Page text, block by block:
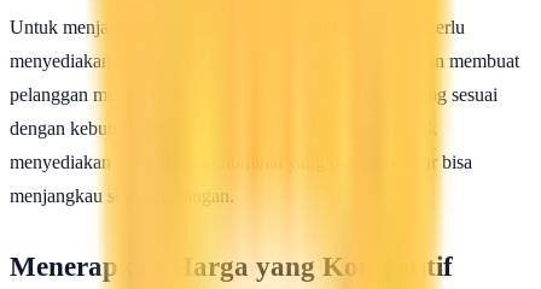
Untuk menjaring pelanggan sebanyak mungkin, Anda perlu
menyediakan berbagai pilihan produk pulsa. Hal ini akan membuat
pelanggan merasa lebih leluasa untuk memilih pulsa yang sesuai
dengan kebutuhan mereka. Selain itu, jangan lupa untuk
menyediakan pulsa dengan nominal yang beragam, agar bisa
menjangkau semua kalangan.
Menerapkan Harga yang Kompetitif